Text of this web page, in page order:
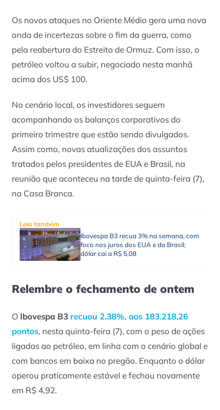
Os novos ataques no Oriente Médio gera uma nova
onda de incertezas sobre o fim da guerra, como
pela reabertura do Estreito de Ormuz. Com isso, o
petróleo voltou a subir, negociado nesta manhã
acima dos US$ 100.
No cenário local, os investidores seguem
acompanhando os balanços corporativos do
primeiro trimestre que estão sendo divulgados.
Assim como, novas atualizações dos assuntos
tratados pelos presidentes de EUA e Brasil, na
reunião que aconteceu na tarde de quinta-feira (7),
na Casa Branca.
Leia também
Ibovespa B3 recua 3% na semana, com
foco nos juros dos EUA e do Brasil;
dólar cai a R$ 5,08
Relembre o fechamento de ontem
O Ibovespa B3 recuou 2,38%, aos 183.218,26
pontos, nesta quinta-feira (7), com o peso de ações
ligadas ao petróleo, em linha com o cenário global e
com bancos em baixa no pregão. Enquanto o dólar
operou praticamente estável e fechou novamente
em R$ 4,92.